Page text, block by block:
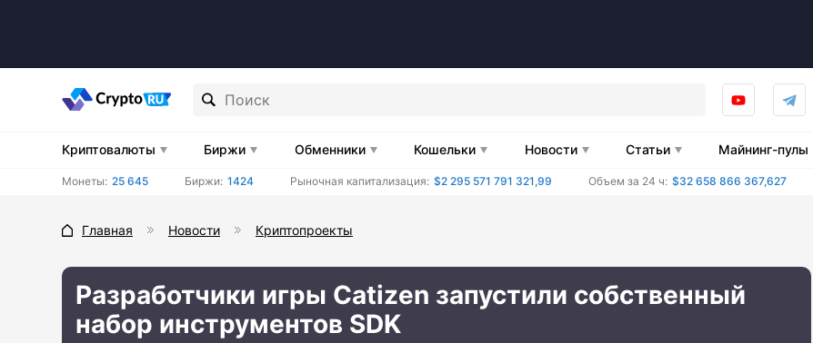
Криптовалюты Биржи Обменники Кошельки Новости Статьи Майнинг-пулы
Монеты: 25 645 Биржи: 1424 Рыночная капитализация: $2 295 571 791 321,99 Объем за 24 ч: $32 658 866 367,627
Главная Новости Криптопроекты
Разработчики игры Catizen запустили собственный
набор инструментов SDK